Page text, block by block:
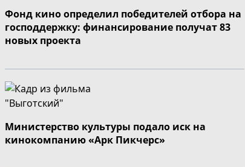
Фонд кино определил победителей отбора на
господдержку: финансирование получат 83
новых проекта
Министерство культуры подало иск на
кинокомпанию «Арк Пикчерс»